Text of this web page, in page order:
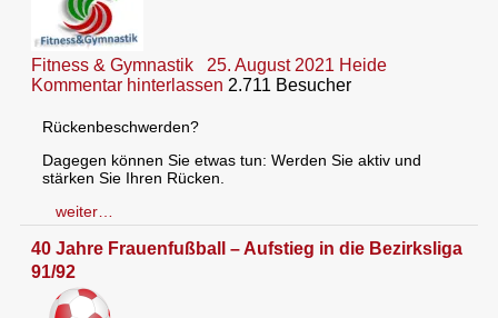
Fitness & Gymnastik 25. August 2021 Heide
Kommentar hinterlassen 2.711 Besucher
Rückenbeschwerden?
Dagegen können Sie etwas tun: Werden Sie aktiv und
stärken Sie Ihren Rücken.
weiter…
40 Jahre Frauenfußball – Aufstieg in die Bezirksliga
91/92